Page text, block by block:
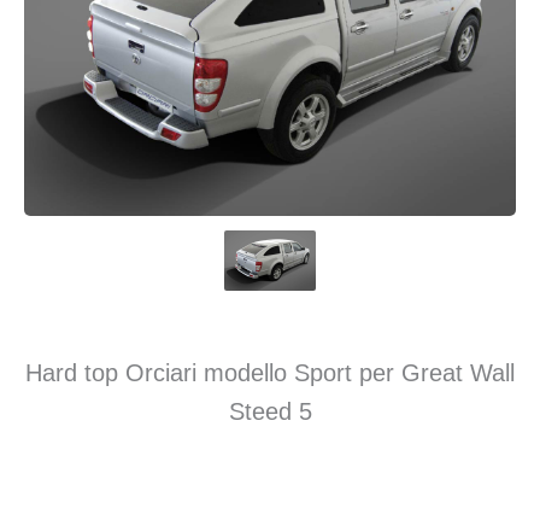
Hard top Orciari modello Sport per Great Wall
Steed 5